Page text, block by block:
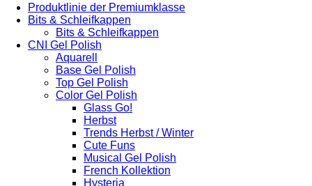
Produktlinie der Premiumklasse
Bits & Schleifkappen
Bits & Schleifkappen
CNI Gel Polish
Aquarell
Base Gel Polish
Top Gel Polish
Color Gel Polish
Glass Go!
Herbst
Trends Herbst / Winter
Cute Funs
Musical Gel Polish
French Kollektion
Hysteria